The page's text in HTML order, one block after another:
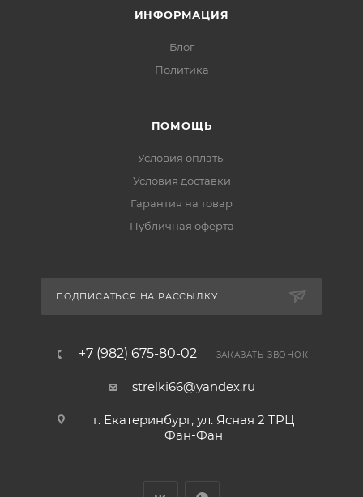
ИНФОРМАЦИЯ
Блог
Политика
ПОМОЩЬ
Условия оплаты
Условия доставки
Гарантия на товар
Публичная оферта
ПОДПИСАТЬСЯ НА РАССЫЛКУ
+7 (982) 675-80-02 ЗАКАЗАТЬ ЗВОНОК
strelki66@yandex.ru
г. Екатеринбург, ул. Ясная 2 ТРЦ
Фан-Фан